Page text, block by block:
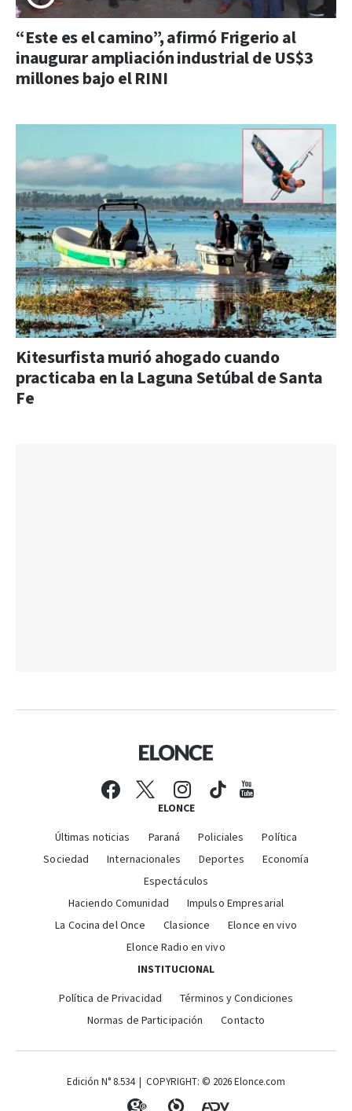
“Este es el camino”, afirmó Frigerio al
inaugurar ampliación industrial de US$3
millones bajo el RINI
Kitesurfista murió ahogado cuando
practicaba en la Laguna Setúbal de Santa
Fe
ELONCE
Últimas noticias Paraná Policiales
Política
Sociedad
Internacionales Deportes
Economía
Espectáculos
Haciendo Comunidad
Impulso Empresarial
La Cocina del Once
Clasionce
Elonce en vivo
Elonce Radio en vivo
INSTITUCIONAL
Política de Privacidad
Términos y Condiciones
Normas de Participación
Contacto
Edición N° 8.534 | COPYRIGHT: © 2026 Elonce.com